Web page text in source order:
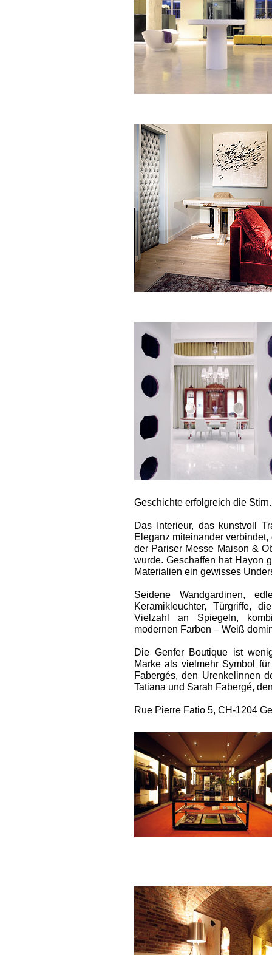
Geschichte erfolgreich die Stirn.
Das Interieur, das kunstvoll
Eleganz miteinander
der Pariser Messe Maison &
wurde. Geschaffen hat Hayon
Materialien ein gewisses
Seide­ne Wandgardinen,
Keramikleuchter, Türgriffe,
Vielzahl an Spiegeln,
modernen Farben – Weiß
Die Genfer Boutique ist
Marke als vielmehr Symbol
Fabergés, den Urenkelinnen
Tatiana und Sarah Fabergé,
Rue Pierre Fatio 5, CH-1204